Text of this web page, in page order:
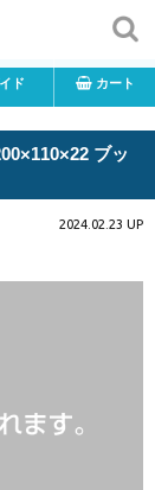
ド カート
ブッ
2024.02.23 UP